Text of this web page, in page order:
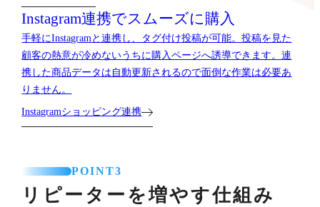
Instagram連携でスムーズに購入
手軽にInstagramと連携し、タグ付け投稿が可能。投稿を見た
顧客の熱意が冷めないうちに購入ページへ誘導できます。連
携した商品データは自動更新されるので面倒な作業は必要あ
りません。
Instagramショッピング連携
POINT3
リピーターを増やす仕組み